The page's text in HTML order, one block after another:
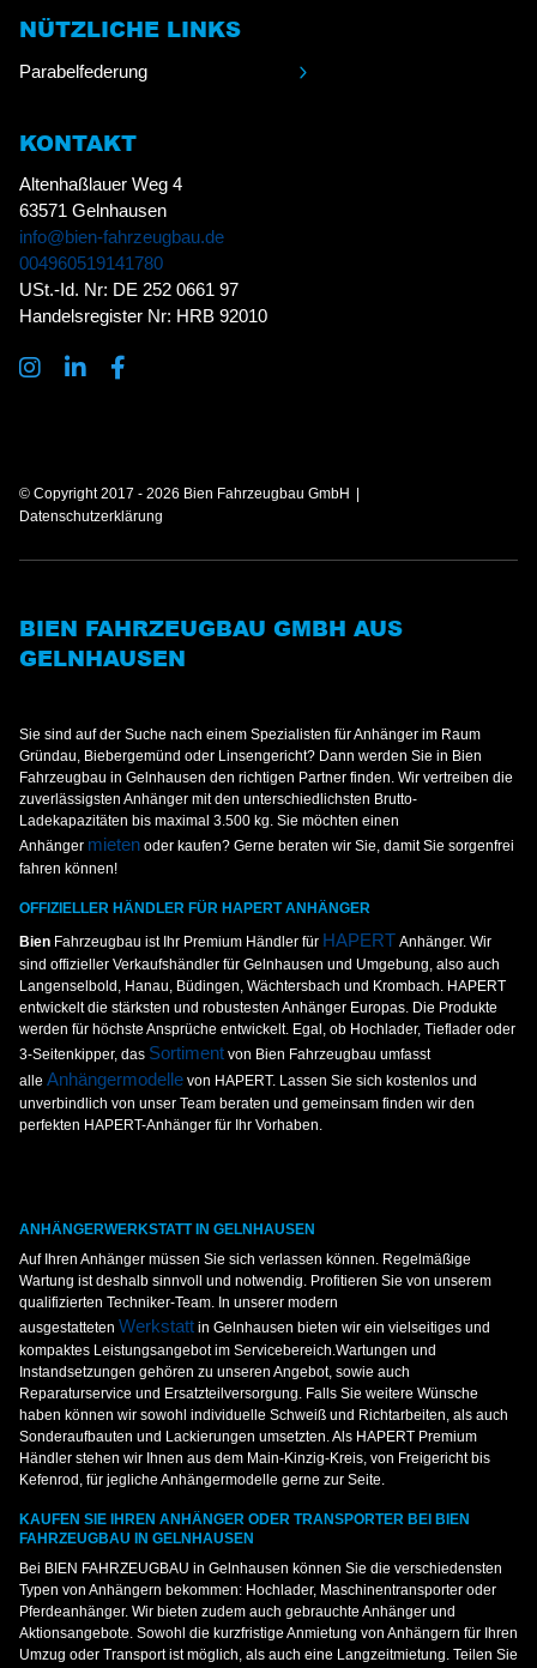
NÜTZLICHE LINKS
Parabelfederung
KONTAKT
Altenhaßlauer Weg 4
63571 Gelnhausen
info@bien-fahrzeugbau.de
004960519141780
USt.-Id. Nr: DE 252 0661 97
Handelsregister Nr: HRB 92010
© Copyright 2017 - 2026 Bien Fahrzeugbau GmbH
Datenschutzerklärung
BIEN FAHRZEUGBAU GMBH AUS
GELNHAUSEN
Sie sind auf der Suche nach einem Spezialisten für Anhänger im Raum
Gründau, Biebergemünd oder Linsengericht? Dann werden Sie in Bien
Fahrzeugbau in Gelnhausen den richtigen Partner finden. Wir vertreiben die
zuverlässigsten Anhänger mit den unterschiedlichsten Brutto-
Ladekapazitäten bis maximal 3.500 kg. Sie möchten einen
Anhänger mieten oder kaufen? Gerne beraten wir Sie, damit Sie sorgenfrei
fahren können!
OFFIZIELLER HÄNDLER FÜR HAPERT ANHÄNGER
Bien Fahrzeugbau ist Ihr Premium Händler für HAPERT Anhänger. Wir
sind offizieller Verkaufshändler für Gelnhausen und Umgebung, also auch
Langenselbold, Hanau, Büdingen, Wächtersbach und Krombach. HAPERT
entwickelt die stärksten und robustesten Anhänger Europas. Die Produkte
werden für höchste Ansprüche entwickelt. Egal, ob Hochlader, Tieflader oder
3-Seitenkipper, das Sortiment von Bien Fahrzeugbau umfasst
alle Anhängermodelle von HAPERT. Lassen Sie sich kostenlos und
unverbindlich von unser Team beraten und gemeinsam finden wir den
perfekten HAPERT-Anhänger für Ihr Vorhaben.
ANHÄNGERWERKSTATT IN GELNHAUSEN
Auf Ihren Anhänger müssen Sie sich verlassen können. Regelmäßige
Wartung ist deshalb sinnvoll und notwendig. Profitieren Sie von unserem
qualifizierten Techniker-Team. In unserer modern
ausgestatteten Werkstatt in Gelnhausen bieten wir ein vielseitiges und
kompaktes Leistungsangebot im Servicebereich.Wartungen und
Instandsetzungen gehören zu unseren Angebot, sowie auch
Reparaturservice und Ersatzteilversorgung. Falls Sie weitere Wünsche
haben können wir sowohl individuelle Schweiß und Richtarbeiten, als auch
Sonderaufbauten und Lackierungen umsetzten. Als HAPERT Premium
Händler stehen wir Ihnen aus dem Main-Kinzig-Kreis, von Freigericht bis
Kefenrod, für jegliche Anhängermodelle gerne zur Seite.
KAUFEN SIE IHREN ANHÄNGER ODER TRANSPORTER BEI BIEN
FAHRZEUGBAU IN GELNHAUSEN
Bei BIEN FAHRZEUGBAU in Gelnhausen können Sie die verschiedensten
Typen von Anhängern bekommen: Hochlader, Maschinentransporter oder
Pferdeanhänger. Wir bieten zudem auch gebrauchte Anhänger und
Aktionsangebote. Sowohl die kurzfristige Anmietung von Anhängern für Ihren
Umzug oder Transport ist möglich, als auch eine Langzeitmietung. Teilen Sie